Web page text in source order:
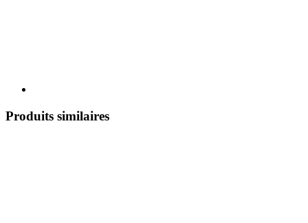
Produits similaires